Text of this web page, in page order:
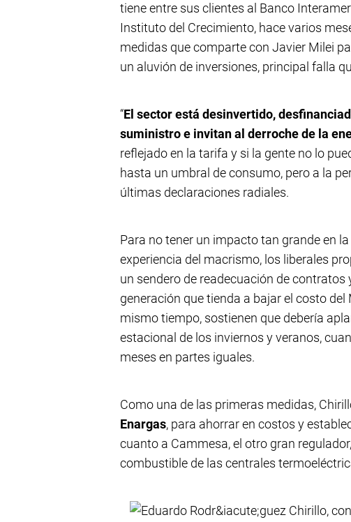
tiene entre sus clientes al Banco
Instituto del Crecimiento, hace varios
medidas que comparte con Javier Milei
un aluvión de inversiones, principal falla
“El sector está desinvertido,
suministro e invitan al derroche de la
reflejado en la tarifa y si la gente no lo
hasta un umbral de consumo, pero a la
últimas declaraciones radiales.
Para no tener un impacto tan grande en
experiencia del macrismo, los liberales
un sendero de readecuación de
generación que tienda a bajar el costo del
mismo tiempo, sostienen que debería
estacional de los inviernos y veranos,
meses en partes iguales.
Como una de las primeras medidas,
Enargas, para ahorrar en costos y
cuanto a Cammesa, el otro gran
combustible de las centrales